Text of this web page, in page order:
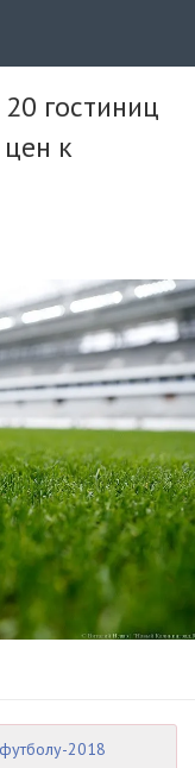
гостиниц
к
2018